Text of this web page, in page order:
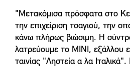
"Μετακόμισα πρόσφατα στο
την επιχείριση τσαγιού, την
κάνω πλήρως βιώσιμη. Η
λατρεύουμε το MINI, εξάλλου
ταινίας "Ληστεία α λα